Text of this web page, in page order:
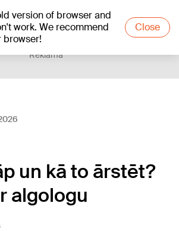
version of browser and
work. We recommend
browser!
Close
Reklāma
un kā to ārstēt?
algologu